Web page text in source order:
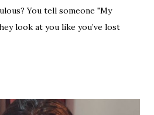
You tell someone "My
look at you like you’ve lost
Dancing"! Learn the correct